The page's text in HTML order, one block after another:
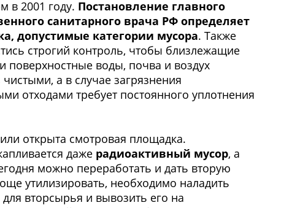
в 2001 году. Постановление главного
санитарного врача РФ определяет
допустимые категории мусора. Также
строгий контроль, чтобы близлежащие
поверхностные воды, почва и воздух
чистыми, а в случае загрязнения
отходами требует постоянного уплотнения
открыта смотровая площадка.
даже радиоактивный мусор, а
можно переработать и дать вторую
утилизировать, необходимо наладить
вторсырья и вывозить его на